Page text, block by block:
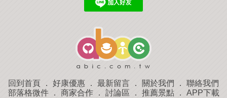
回到首頁 ． 好康優惠 ． 最新留言 ． 關於我們 ． 聯絡我們
部落格微件． 商家合作． 討論區 ． 推薦景點． APP下載